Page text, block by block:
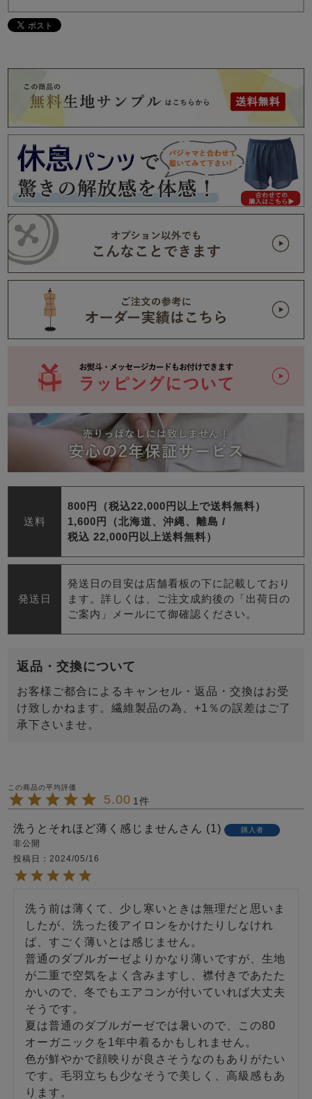
送料
800円（税込22,000円以上で送料無料）
1,600円（北海道、沖縄、離島 /
税込 22,000円以上送料無料）
発送日
発送日の目安は店舗看板の下に記載しており
ます。詳しくは、ご注文成約後の「出荷日の
ご案内」メールにて御確認ください。
返品・交換について
お客様ご都合によるキャンセル・返品・交換はお受
け致しかねます。繊維製品の為、+1％の誤差はご了
承下さいませ。
5.00 1
洗うとそれほど薄く感じません 1 購入者
非公開
投稿日
2024/05/16
洗う前は薄くて、少し寒いときは無理だと思いま
したが、洗った後アイロンをかけたりしなけれ
ば、すごく薄いとは感じません。
普通のダブルガーゼよりかなり薄いですが、生地
が二重で空気をよく含みますし、襟付きであたた
かいので、冬でもエアコンが付いていれば大丈夫
そうです。
夏は普通のダブルガーゼでは暑いので、この80
オーガニックを1年中着るかもしれません。
色が鮮やかで顔映りが良さそうなのもありがたい
です。毛羽立ちも少なそうで美しく、高級感もあ
ります。